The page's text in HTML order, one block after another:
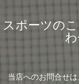
スポーツの
当店へのお問合せ